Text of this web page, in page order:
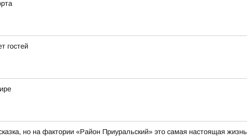
гостей
но на фактории «Район Приуральский» это самая настоящая жизнь